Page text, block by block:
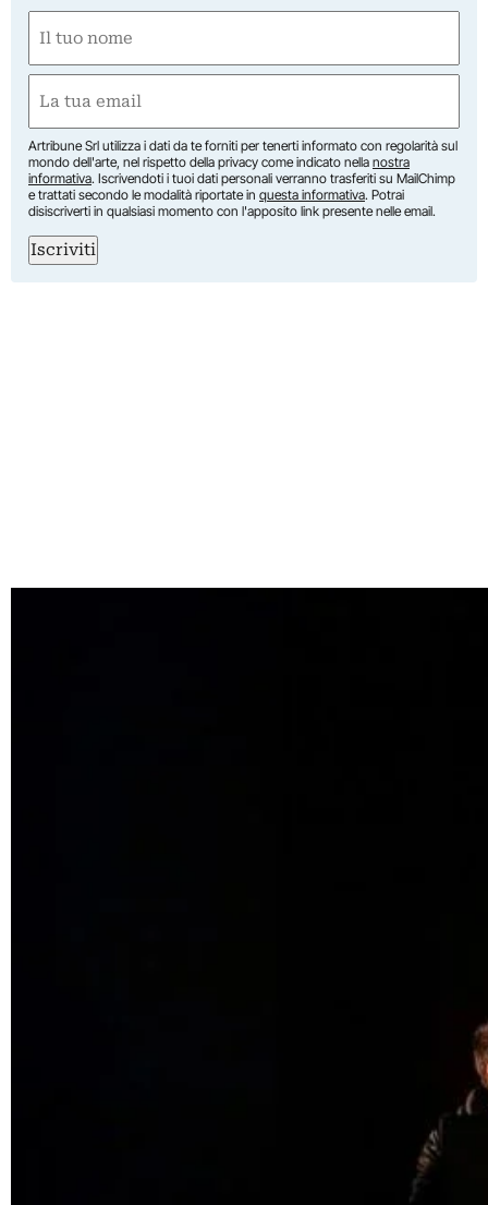
(Required)
First
(Required)
Artribune Srl utilizza i dati da te forniti per tenerti informato con regolarità sul
mondo dell'arte, nel rispetto della privacy come indicato nella nostra
informativa. Iscrivendoti i tuoi dati personali verranno trasferiti su MailChimp
e trattati secondo le modalità riportate in questa informativa. Potrai
disiscriverti in qualsiasi momento con l'apposito link presente nelle email.
Iscriviti